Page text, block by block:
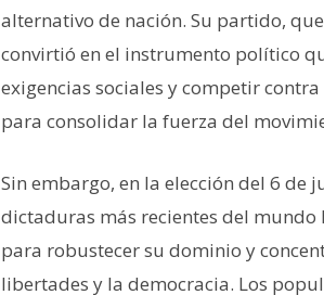
alternativo de nación. Su partido,
convirtió en el instrumento político
exigencias sociales y competir
para consolidar la fuerza del
Sin embargo, en la elección del 6 de
dictaduras más recientes del
para robustecer su dominio y
libertades y la democracia. Los